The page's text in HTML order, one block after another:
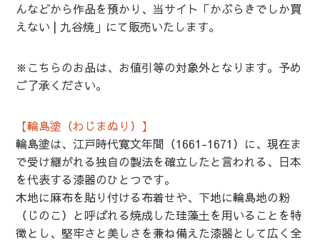
んなどから作品を預かり、当サイト「かぶらきでしか買
えない | 九谷焼」にて販売いたします。
※こちらのお品は、お値引等の対象外となります。予め
ご了承ください。
【輪島塗（わじまぬり）】
輪島塗は、江戸時代寛文年間（1661-1671）に、現在ま
で受け継がれる独自の製法を確立したと言われる、日本
を代表する漆器のひとつです。
木地に麻布を貼り付ける布着せや、下地に輪島地の粉
（じのこ）と呼ばれる焼成した珪藻土を用いることを特
徴とし、堅牢さと美しさを兼ね備えた漆器として広く全